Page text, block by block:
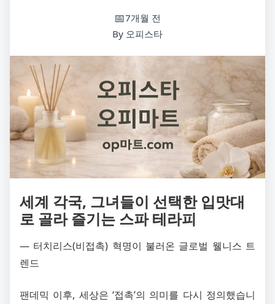
7개월 전
By 오피스타
세계 각국, 그녀들이 선택한 입맛대
로 골라 즐기는 스파 테라피
― 터치리스(비접촉) 혁명이 불러온 글로벌 웰니스 트
렌드
팬데믹 이후, 세상은 ‘접촉’의 의미를 다시 정의했습니